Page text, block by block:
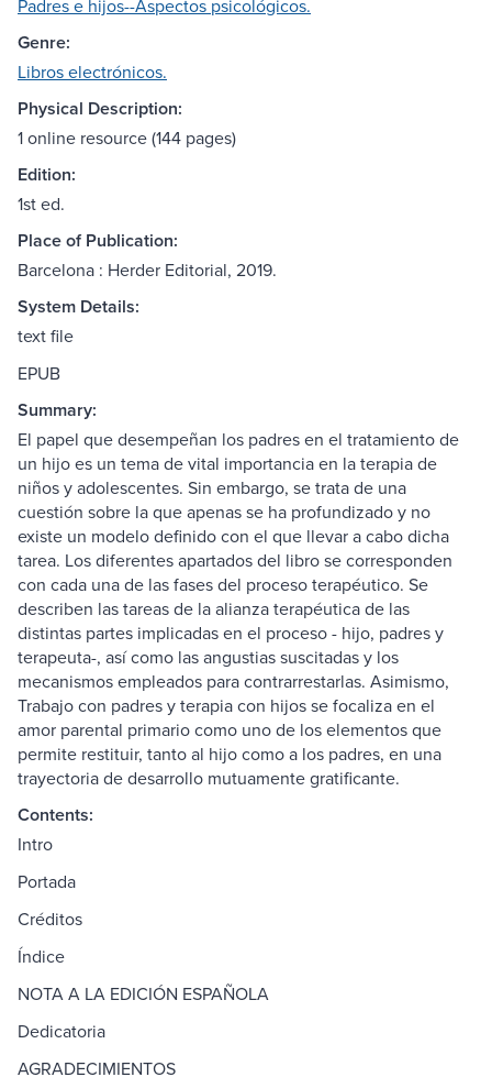
Padres e hijos--Aspectos psicológicos.
Genre:
Libros electrónicos.
Physical Description:
1 online resource (144 pages)
Edition:
1st ed.
Place of Publication:
Barcelona : Herder Editorial, 2019.
System Details:
text file
EPUB
Summary:
El papel que desempeñan los padres en el tratamiento de
un hijo es un tema de vital importancia en la terapia de
niños y adolescentes. Sin embargo, se trata de una
cuestión sobre la que apenas se ha profundizado y no
existe un modelo definido con el que llevar a cabo dicha
tarea. Los diferentes apartados del libro se corresponden
con cada una de las fases del proceso terapéutico. Se
describen las tareas de la alianza terapéutica de las
distintas partes implicadas en el proceso - hijo, padres y
terapeuta-, así como las angustias suscitadas y los
mecanismos empleados para contrarrestarlas. Asimismo,
Trabajo con padres y terapia con hijos se focaliza en el
amor parental primario como uno de los elementos que
permite restituir, tanto al hijo como a los padres, en una
trayectoria de desarrollo mutuamente gratificante.
Contents:
Intro
Portada
Créditos
Índice
NOTA A LA EDICIÓN ESPAÑOLA
Dedicatoria
AGRADECIMIENTOS